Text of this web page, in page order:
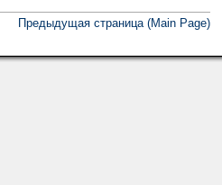
Предыдущая страница (Main Page)